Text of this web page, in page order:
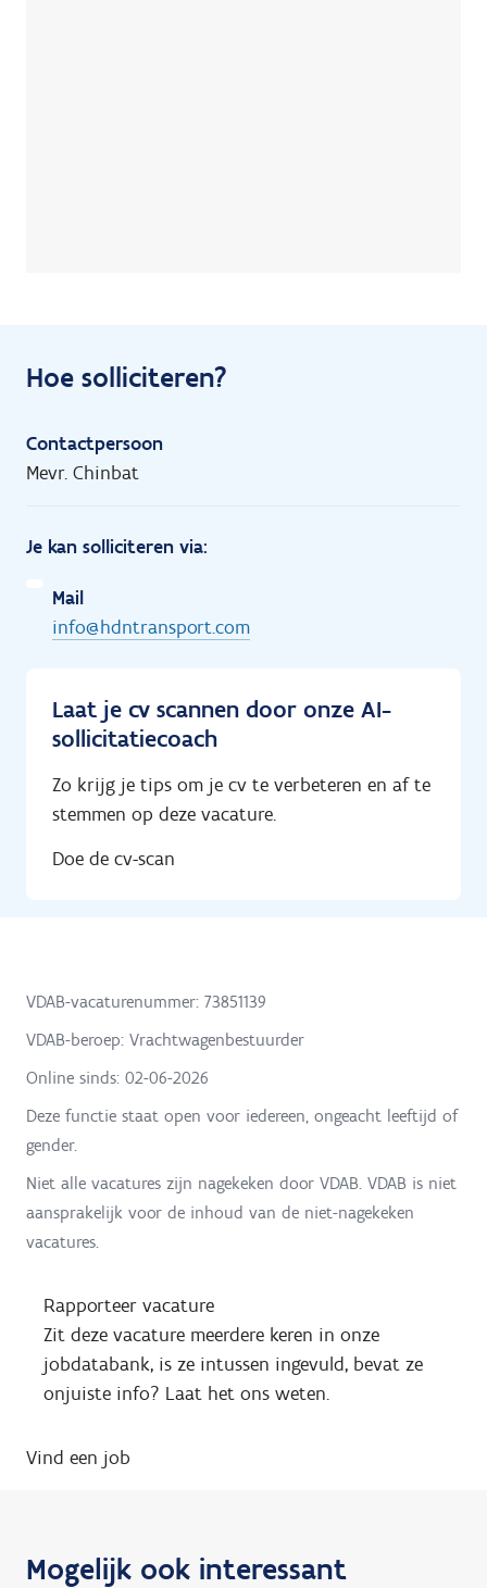
Hoe solliciteren?
Contactpersoon
Mevr. Chinbat
Je kan solliciteren via:
Mail
info@hdntransport.com
Laat je cv scannen door onze AI-
sollicitatiecoach
Zo krijg je tips om je cv te verbeteren en af te
stemmen op deze vacature.
Doe de cv-scan
VDAB-vacaturenummer: 73851139
VDAB-beroep: Vrachtwagenbestuurder
Online sinds: 02-06-2026
Deze functie staat open voor iedereen, ongeacht leeftijd of
gender.
Niet alle vacatures zijn nagekeken door VDAB. VDAB is niet
aansprakelijk voor de inhoud van de niet-nagekeken
vacatures.
Rapporteer vacature
Zit deze vacature meerdere keren in onze
jobdatabank, is ze intussen ingevuld, bevat ze
onjuiste info? Laat het ons weten.
Vind een job
Mogelijk ook interessant